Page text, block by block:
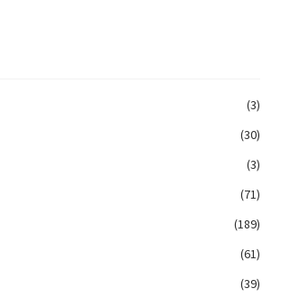
(3)
(30)
(3)
(71)
(189)
(61)
(39)